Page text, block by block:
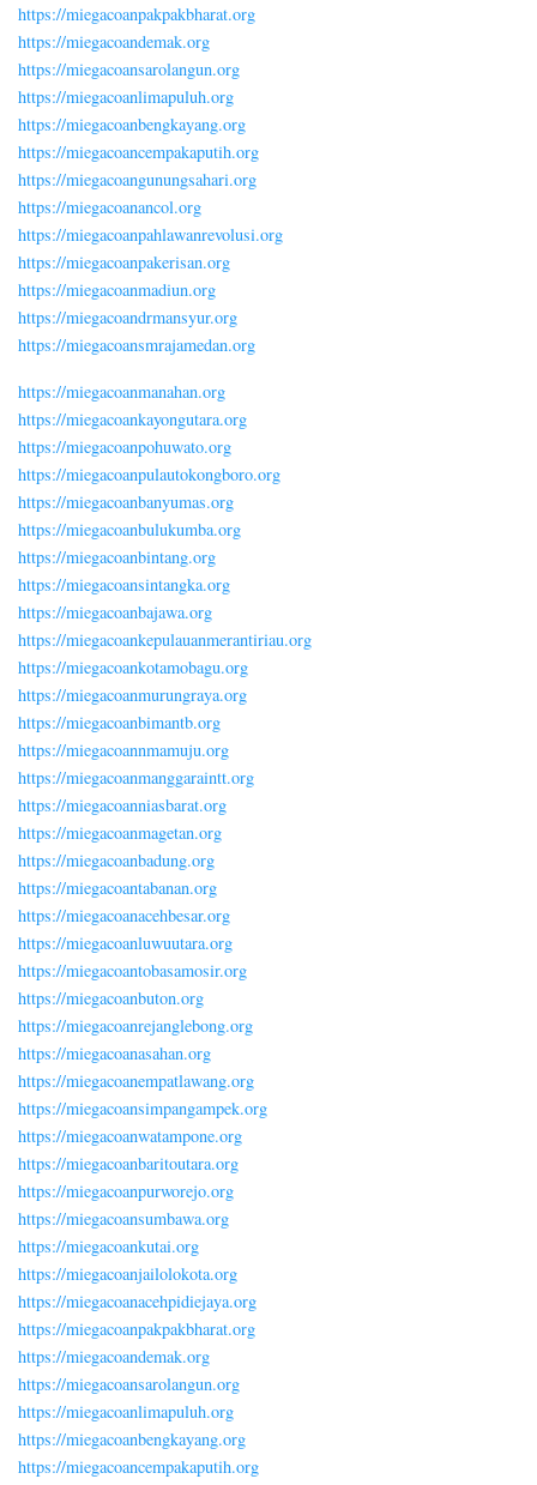
https://miegacoanpakpakbharat.org
https://miegacoandemak.org
https://miegacoansarolangun.org
https://miegacoanlimapuluh.org
https://miegacoanbengkayang.org
https://miegacoancempakaputih.org
https://miegacoangunungsahari.org
https://miegacoanancol.org
https://miegacoanpahlawanrevolusi.org
https://miegacoanpakerisan.org
https://miegacoanmadiun.org
https://miegacoandrmansyur.org
https://miegacoansmrajamedan.org
https://miegacoanmanahan.org
https://miegacoankayongutara.org
https://miegacoanpohuwato.org
https://miegacoanpulautokongboro.org
https://miegacoanbanyumas.org
https://miegacoanbulukumba.org
https://miegacoanbintang.org
https://miegacoansintangka.org
https://miegacoanbajawa.org
https://miegacoankepulauanmerantiriau.org
https://miegacoankotamobagu.org
https://miegacoanmurungraya.org
https://miegacoanbimantb.org
https://miegacoannmamuju.org
https://miegacoanmanggaraintt.org
https://miegacoanniasbarat.org
https://miegacoanmagetan.org
https://miegacoanbadung.org
https://miegacoantabanan.org
https://miegacoanacehbesar.org
https://miegacoanluwuutara.org
https://miegacoantobasamosir.org
https://miegacoanbuton.org
https://miegacoanrejanglebong.org
https://miegacoanasahan.org
https://miegacoanempatlawang.org
https://miegacoansimpangampek.org
https://miegacoanwatampone.org
https://miegacoanbaritoutara.org
https://miegacoanpurworejo.org
https://miegacoansumbawa.org
https://miegacoankutai.org
https://miegacoanjailolokota.org
https://miegacoanacehpidiejaya.org
https://miegacoanpakpakbharat.org
https://miegacoandemak.org
https://miegacoansarolangun.org
https://miegacoanlimapuluh.org
https://miegacoanbengkayang.org
https://miegacoancempakaputih.org